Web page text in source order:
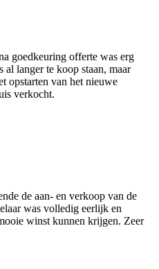
goedkeuring offerte was erg
al langer te koop staan, maar
opstarten van het nieuwe
verkocht.
de aan- en verkoop van de
was volledig eerlijk en
winst kunnen krijgen. Zeer